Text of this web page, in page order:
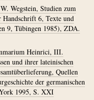
Wegstein, Studien zum
6, Texte und
9, Tübingen 1985), ZDA.
Heinrici, III.
und ihrer lateinischen
Quellen
der germanischen
1995, S. XXI